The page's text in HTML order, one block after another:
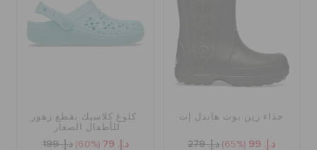
جيبيتز تشارمز
كروكس لمكان العمل
حذاء رين بوت هاندل إت
د.إ. 99 (65%) د.إ. 279
كلوغ كلاسيك بقطع زهور
للأطفال الصغار
د.إ. 79 (60%) د.إ. 199